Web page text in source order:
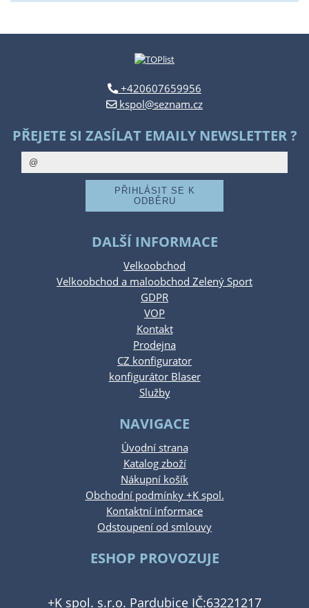
+420607659956
kspol@seznam.cz
PŘEJETE SI ZASÍLAT EMAILY NEWSLETTER ?
DALŠÍ INFORMACE
Velkoobchod
Velkoobchod a maloobchod Zelený Sport
GDPR
VOP
Kontakt
Prodejna
CZ konfigurator
konfigurátor Blaser
Služby
NAVIGACE
Úvodní strana
Katalog zboží
Nákupní košík
Obchodní podmínky +K spol.
Kontaktní informace
Odstoupení od smlouvy
ESHOP PROVOZUJE
+K spol. s.r.o. Pardubice IČ:63221217